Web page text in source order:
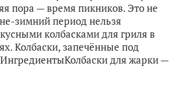
пора — время пикников. Это не
зимний период нельзя
колбасками для гриля в
Колбаски, запечённые под
для жарки —